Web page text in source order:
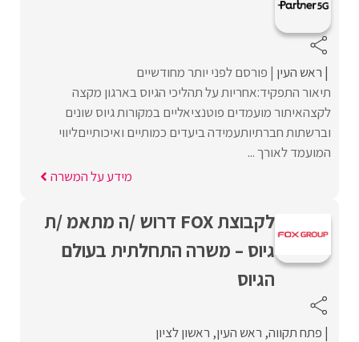
ראש העין פורסם לפני יותר מחודשיים
תיאור התפקיד:אחריות על תהליכי הגיוס בארגון מקצה
לקצהאיתור מועמדים פוטנציאליים במקורות גיוס שונים
וברשתות חברתיותעמידה ביעדים כמותיים ואיכותייםליווי
המועמד לאורך ...
מידע על המשרה
לקבוצת FOX דרוש /ה מתאמ /ת
גיוס – משרה התחלתית בעולם
הגיוס
פתח תקווה ראש העין ראשון לציון